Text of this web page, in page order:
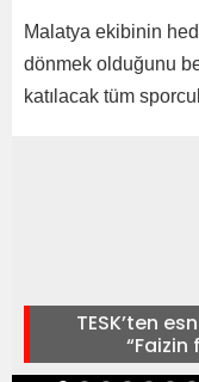
Malatya ekibinin
dönmek olduğunu
katılacak tüm
TESK’ten